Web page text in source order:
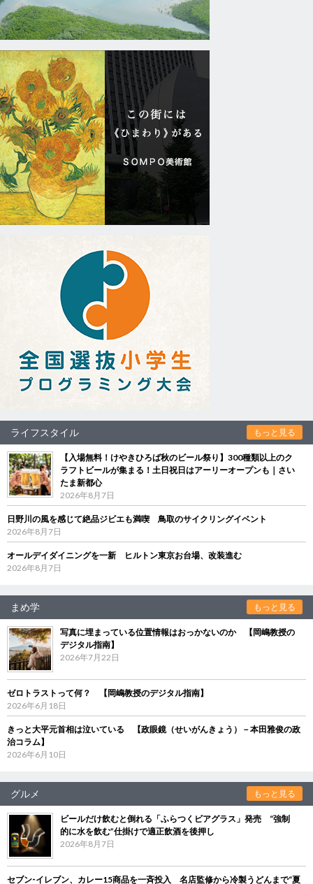
ライフスタイル もっと見る
【入場無料！けやきひろば秋のビール祭り】300種類以上のク
ラフトビールが集まる！土日祝日はアーリーオープンも｜さい
たま新都心
2026年8月7日
日野川の風を感じて絶品ジビエも満喫 鳥取のサイクリングイベント
2026年8月7日
オールデイダイニングを一新 ヒルトン東京お台場、改装進む
2026年8月7日
まめ学 もっと見る
写真に埋まっている位置情報はおっかないのか 【岡嶋教授の
デジタル指南】
2026年7月22日
ゼロトラストって何？ 【岡嶋教授のデジタル指南】
2026年6月18日
きっと大平元首相は泣いている 【政眼鏡（せいがんきょう）－本田雅俊の政
治コラム】
2026年6月10日
グルメ もっと見る
ビールだけ飲むと倒れる「ふらつくビアグラス」発売 “強制
的に水を飲む”仕掛けで適正飲酒を後押し
2026年8月7日
セブン‐イレブン、カレー15商品を一斉投入 名店監修から冷製うどんまで“夏